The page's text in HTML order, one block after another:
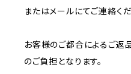
またはメールにてご連絡くだ
お客様のご都合によるご返
のご負担となります。